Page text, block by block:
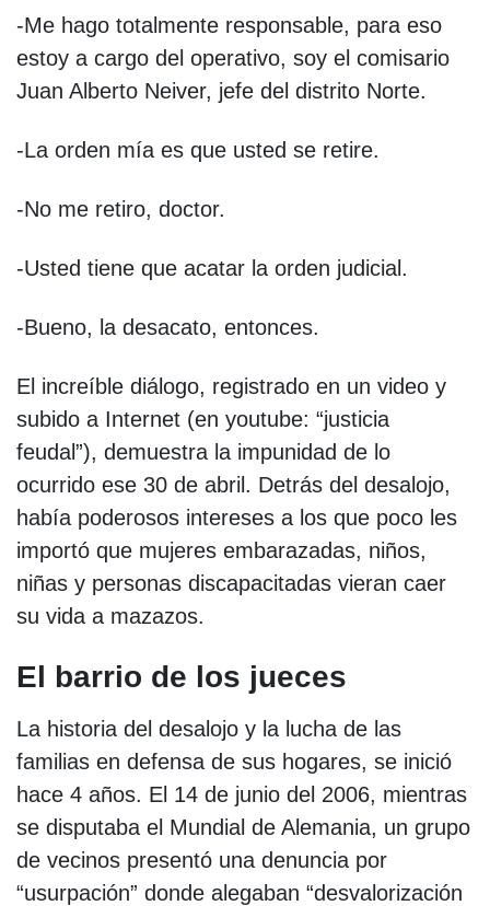
-Me hago totalmente responsable, para eso
estoy a cargo del operativo, soy el comisario
Juan Alberto Neiver, jefe del distrito Norte.
-La orden mía es que usted se retire.
-No me retiro, doctor.
-Usted tiene que acatar la orden judicial.
-Bueno, la desacato, entonces.
El increíble diálogo, registrado en un video y
subido a Internet (en youtube: “justicia
feudal”), demuestra la impunidad de lo
ocurrido ese 30 de abril. Detrás del desalojo,
había poderosos intereses a los que poco les
importó que mujeres embarazadas, niños,
niñas y personas discapacitadas vieran caer
su vida a mazazos.
El barrio de los jueces
La historia del desalojo y la lucha de las
familias en defensa de sus hogares, se inició
hace 4 años. El 14 de junio del 2006, mientras
se disputaba el Mundial de Alemania, un grupo
de vecinos presentó una denuncia por
“usurpación” donde alegaban “desvalorización